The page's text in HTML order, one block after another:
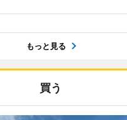
もっと見る
買う